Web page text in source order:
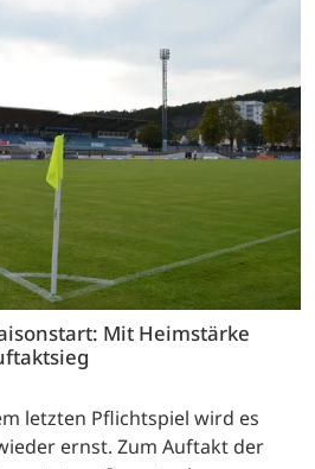
Mit Heimstärke
letzten Pflichtspiel wird es
ernst. Zum Auftakt der